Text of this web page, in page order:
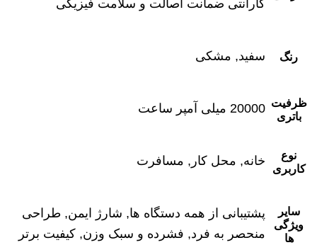
گارانتی ضمانت اصالت و سلامت فیزیکی
رنگ سفید, مشکی
ظرفیت
باتری
20000 میلی آمپر ساعت
نوع
کاربری
خانه, محل کار, مسافرت
سایر
ویژگی
ها
پشتیبانی از همه دستگاه ها, شارژ ایمن, طراحی
منحصر به فرد, فشرده و سبک وزن, کیفیت برتر